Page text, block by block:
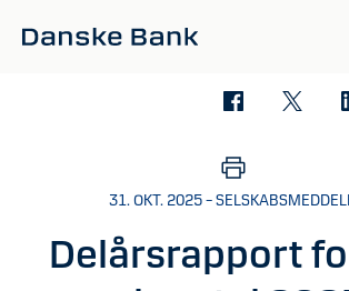
31. OKT. 2025 –
Delårsrapport